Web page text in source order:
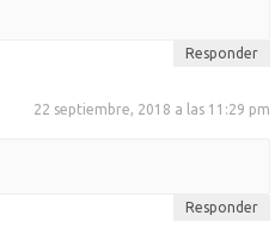
Responder
22 septiembre, 2018 a las 11:29 pm
Responder